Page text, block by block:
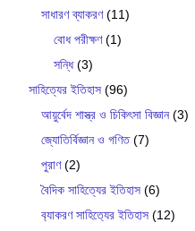
সাধারণ ব্যাকরণ(11)
বোধ পরীক্ষণ(1)
সন্ধি(3)
সাহিত্যের ইতিহাস (96)
আয়ুর্বেদ শাস্ত্র ও চিকিৎসা বিজ্ঞান(3)
জ্যোতির্বিজ্ঞান ও গণিত(7)
পুরাণ(2)
বৈদিক সাহিত্যের ইতিহাস (6)
ব‍্যাকরণ সাহিত‍্যের ইতিহাস (12)